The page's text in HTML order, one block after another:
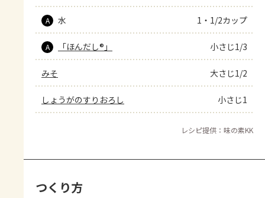
A 水 1・1/2カップ
A 「ほんだし®」 小さじ1/3
みそ 大さじ1/2
しょうがのすりおろし 小さじ1
レシピ提供：味の素KK
つくり方